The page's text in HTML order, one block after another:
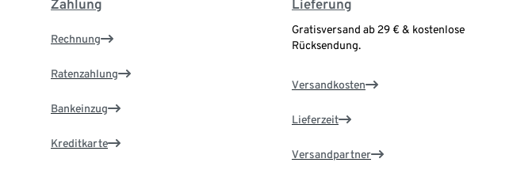
Zahlung
Rechnung
Ratenzahlung
Bankeinzug
Kreditkarte
Lieferung
Gratisversand ab 29 € & kostenlose
Rücksendung.
Versandkosten
Lieferzeit
Versandpartner